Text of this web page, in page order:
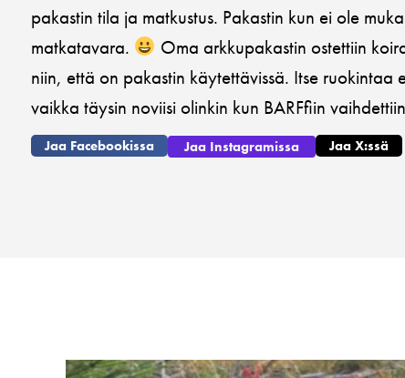
pakastin tila ja matkustus. Pakastin kun ei ole
matkatavara.
Oma arkkupakastin ostettiin
niin, että on pakastin käytettävissä. Itse ruokintaa
vaikka täysin noviisi olinkin kun BARFfiin
Jaa Facebookissa Jaa Instagramissa Jaa X:ssä